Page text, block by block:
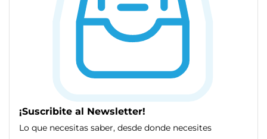
¡Suscribite al Newsletter!
Lo que necesitas saber, desde donde necesites